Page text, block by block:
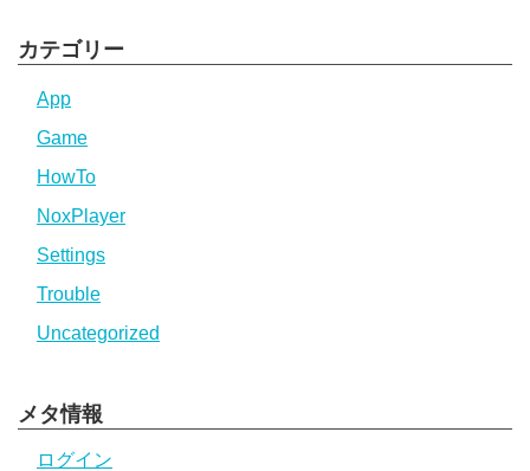
カテゴリー
App
Game
HowTo
NoxPlayer
Settings
Trouble
Uncategorized
メタ情報
ログイン